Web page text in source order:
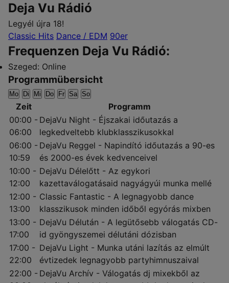
Deja Vu Rádió
Legyél újra 18!
Classic Hits Dance / EDM 90er
Frequenzen Deja Vu Rádió:
Szeged: Online
Programmübersicht
Mo Di Mi Do Fr Sa So
Zeit
Programm
00:00 -
06:00
DejaVu Night - Éjszakai időutazás a
legkedveltebb klubklasszikusokkal
06:00 -
10:59
DejaVu Reggel - Napindító időutazás a 90-es
és 2000-es évek kedvenceivel
10:00 -
12:00
DejaVu Délelőtt - Az egykori
kazettaválogatásaid nagyágyúi munka mellé
12:00 -
13:00
Classic Fantastic - A legnagyobb dance
klasszikusok minden időből egyórás mixben
13:00 -
17:00
DejaVu Délután - A legütősebb válogatás CD-
id gyöngyszemei délutáni dózisban
17:00 -
22:00
DejaVu Light - Munka utáni lazítás az elmúlt
évtizedek legnagyobb partyhimnuszaival
22:00 - DejaVu Archív - Válogatás dj mixekből az